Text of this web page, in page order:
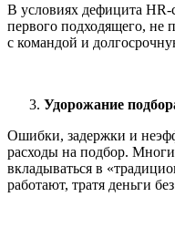
В условиях дефицита HR-
первого подходящего, не
с командой и
Удорожание
Ошибки, задержки и
расходы на подбор.
вкладываться в
работают, тратя деньги без